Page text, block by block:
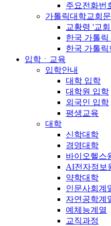
주요전화번
가톨릭대학교회
교황령 '교
한국 가톨릭
한국 가톨
입학ㆍ교육
입학안내
대학 입학
대학원 입학
외국인 입학
평생교육
대학
신학대학
경영대학
바이오헬스
AI전자정보
약학대학
인문사회계
자연공학계
예체능계열
교직과정